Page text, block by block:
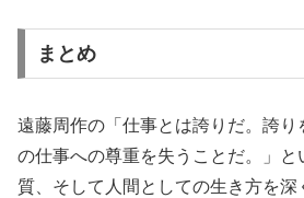
まとめ
遠藤周作の「仕事とは誇りだ。誇り
の仕事への尊重を失うことだ。」と
質、そして人間としての生き方を